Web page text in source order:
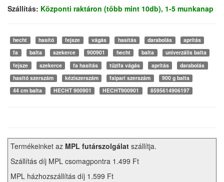
Szállítás: Központi raktáron (több mint 10db), 1-5 munkanap
hecht hasító fejsze vágás hasítás darabolás
aprítás
fa
balta szekerce 900901 hecht balta
univerzális balta
fejsze
szekerce fa hasítás tűzifa vágás aprítás
darabolás
hasító szerszám
kéziszerszám faipari szerszám
900 g balta
44 cm balta
HECHT 900901 HECHT900901 8595614906197
Termékeinket az MPL futárszolgálat szállítja.
Szállítás díj MPL csomagpontra 1.499 Ft
MPL házhozszállítás díj 1.599 Ft